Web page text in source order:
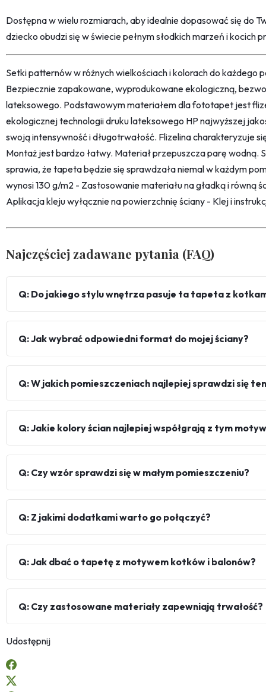
Dostępna w wielu rozmiarach, aby idealnie dopasować się do
dziecko obudzi się w świecie pełnym słodkich marzeń i kocich
Setki patternów w różnych wielkościach i kolorach do każdego
Bezpiecznie zapakowane, wyprodukowane ekologiczną,
lateksowego. Podstawowym materiałem dla fototapet jest
ekologicznej technologii druku lateksowego HP najwyższej
swoją intensywność i długotrwałość. Flizelina charakteryzuje
Montaż jest bardzo łatwy. Materiał przepuszcza parę wodną.
sprawia, że tapeta będzie się sprawdzała niemal w każdym
wynosi 130 g/m2 - Zastosowanie materiału na gładką i równą
Aplikacja kleju wyłącznie na powierzchnię ściany - Klej i
Najczęściej zadawane pytania (FAQ)
Q: Do jakiego stylu wnętrza pasuje ta tapeta z
Q: Jak wybrać odpowiedni format do mojej ściany?
Q: W jakich pomieszczeniach najlepiej sprawdzi się
Q: Jakie kolory ścian najlepiej współgrają z tym
Q: Czy wzór sprawdzi się w małym pomieszczeniu?
Q: Z jakimi dodatkami warto go połączyć?
Q: Jak dbać o tapetę z motywem kotków i balonów?
Q: Czy zastosowane materiały zapewniają trwałość?
Udostępnij